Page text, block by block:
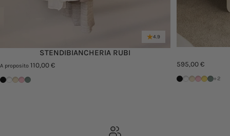
4.9
STENDIBIANCHERIA RUBI
A proposito 110,00 €
Black
White
Cashew
Pink Lemonade
Green Tea
595,00 €
Black
White
Cashew
Limonata
Mango
Green
+2